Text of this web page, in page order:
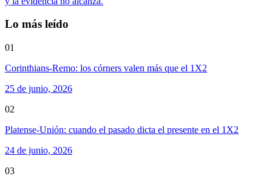
Lo más leído
01
Corinthians-Remo: los córners valen más que el 1X2
25 de junio, 2026
02
Platense-Unión: cuando el pasado dicta el presente en el 1X2
24 de junio, 2026
03